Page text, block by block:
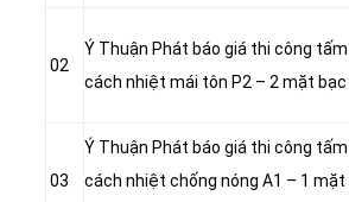
02
Ý Thuận Phát báo giá thi công tấm
cách nhiệt mái tôn P2 – 2 mặt bạc
03
Ý Thuận Phát báo giá thi công tấm
cách nhiệt chống nóng A1 – 1 mặt